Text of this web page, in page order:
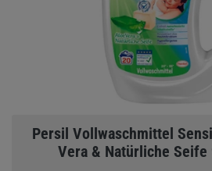
Persil Vollwaschmittel
Vera & Natürliche Seife